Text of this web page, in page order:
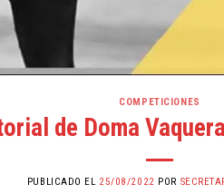
COMPETICIONES
de Doma
PUBLICADO EL 25/08/2022 POR